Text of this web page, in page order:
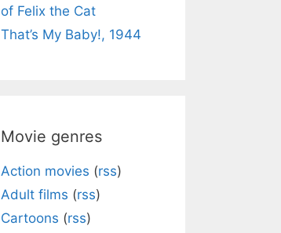
of Felix the Cat
That’s My Baby!, 1944
Movie genres
Action movies (rss)
Adult films (rss)
Cartoons (rss)